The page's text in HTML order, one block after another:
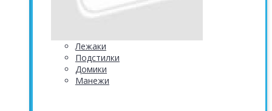
Лежаки
Подстилки
Домики
Манежи